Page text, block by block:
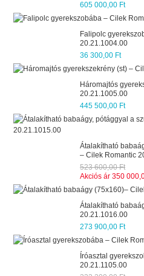
605 000,00 Ft
Falipolc
20.21.1004.00
36 300,00 Ft
Háromajtós
20.21.1005.00
445 500,00 Ft
Átalakítható
– Cilek Romantic
523 600,00 Ft
Akciós ár 350
Átalakítható
20.21.1016.00
273 900,00 Ft
Íróasztal
20.21.1105.00